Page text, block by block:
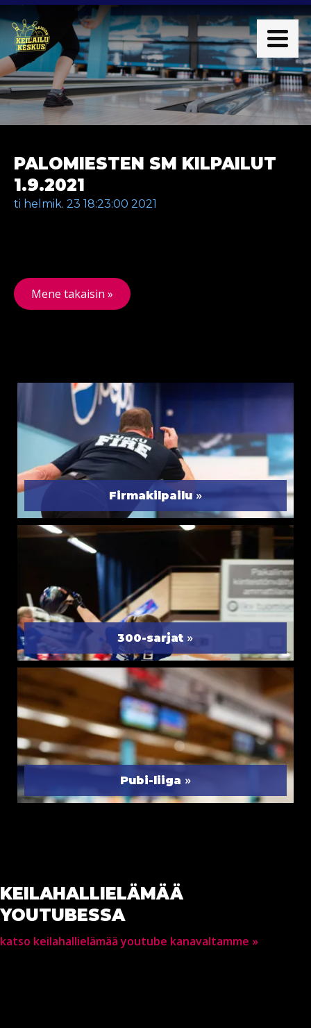
PALOMIESTEN SM KILPAILUT
1.9.2021
ti helmik. 23 18:23:00 2021
Mene takaisin »
Firmakilpailu»
300-sarjat »
Pubi-liiga »
KEILAHALLIELÄMÄÄ
YOUTUBESSA
katso keilahallielämää youtube kanavaltamme »